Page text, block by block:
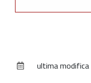
documentoultima modifica